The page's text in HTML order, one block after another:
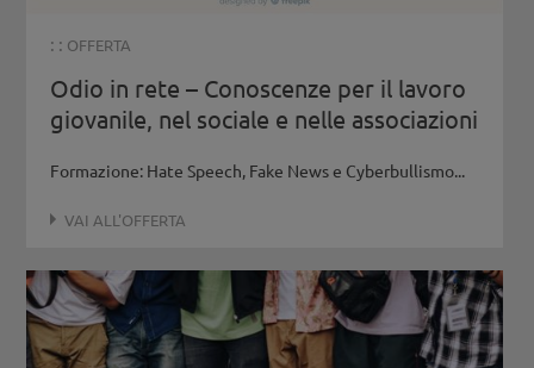
: : OFFERTA
Odio in rete – Conoscenze per il lavoro
giovanile, nel sociale e nelle associazioni
Formazione: Hate Speech, Fake News e Cyberbullismo...
VAI ALL'OFFERTA